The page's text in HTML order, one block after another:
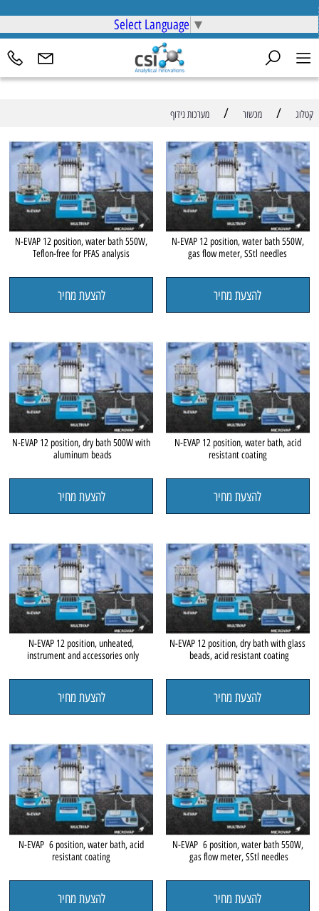
Select Language ▼
קטלוג / מכשור / מערכות נידוף
N-EVAP 12 position, water bath 550W,
gas flow meter, SStl needles
להצעת מחיר
N-EVAP 12 position, water bath 550W,
Teflon-free for PFAS analysis
להצעת מחיר
N-EVAP 12 position, water bath, acid
resistant coating
להצעת מחיר
N-EVAP 12 position, dry bath 500W with
aluminum beads
להצעת מחיר
N-EVAP 12 position, dry bath with glass
beads, acid resistant coating
להצעת מחיר
N-EVAP 12 position, unheated,
instrument and accessories only
להצעת מחיר
N-EVAP 6 position, water bath 550W,
gas flow meter, SStl needles
להצעת מחיר
N-EVAP 6 position, water bath, acid
resistant coating
להצעת מחיר